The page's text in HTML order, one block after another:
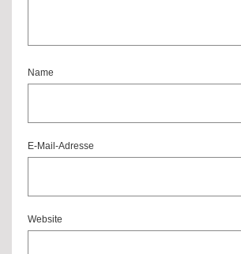
Name
E-Mail-Adresse
Website